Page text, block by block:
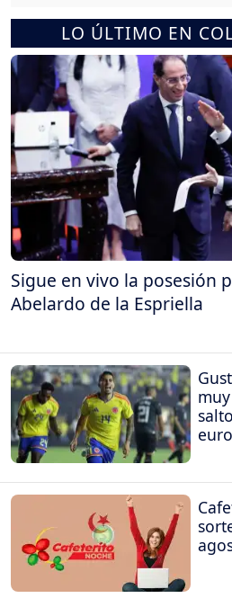
LO ÚLTIMO EN
Sigue en vivo la posesión
Abelardo de la Espriella